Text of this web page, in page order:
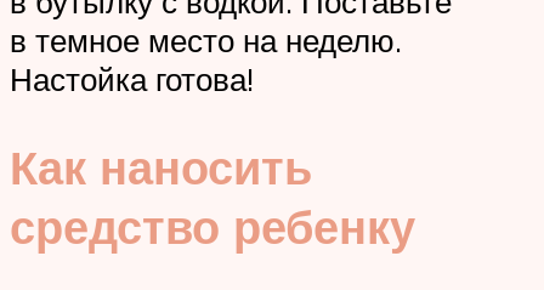
в темное место на неделю.
Настойка готова!
Как наносить
средство ребенку